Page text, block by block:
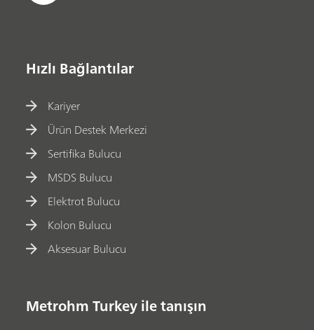
Hızlı Bağlantılar
Kariyer
Ürün Destek Merkezi
Sertifika Bulucu
MSDS Bulucu
Elektrot Bulucu
Kolon Bulucu
Aksesuar Bulucu
Metrohm Turkey ile tanışın